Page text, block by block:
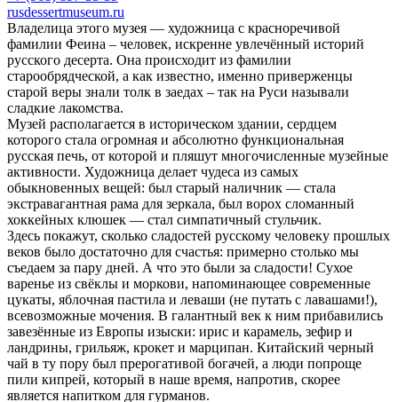
rusdessertmuseum.ru
Владелица этого музея — художница с красноречивой
фамилии Феина – человек, искренне увлечённый историй
русского десерта. Она происходит из фамилии
старообрядческой, а как известно, именно приверженцы
старой веры знали толк в заедах – так на Руси называли
сладкие лакомства.
Музей располагается в историческом здании, сердцем
которого стала огромная и абсолютно функциональная
русская печь, от которой и пляшут многочисленные музейные
активности. Художница делает чудеса из самых
обыкновенных вещей: был старый наличник — стала
экстравагантная рама для зеркала, был ворох сломанный
хоккейных клюшек — стал симпатичный стульчик.
Здесь покажут, сколько сладостей русскому человеку прошлых
веков было достаточно для счастья: примерно столько мы
съедаем за пару дней. А что это были за сладости! Сухое
варенье из свёклы и моркови, напоминающее современные
цукаты, яблочная пастила и леваши (не путать с лавашами!),
всевозможные мочения. В галантный век к ним прибавились
завезённые из Европы изыски: ирис и карамель, зефир и
ландрины, грильяж, крокет и марципан. Китайский черный
чай в ту пору был прерогативой богачей, а люди попроще
пили кипрей, который в наше время, напротив, скорее
является напитком для гурманов.